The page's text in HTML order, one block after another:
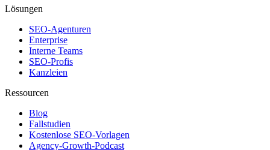
Lösungen
SEO-Agenturen
Enterprise
Interne Teams
SEO-Profis
Kanzleien
Ressourcen
Blog
Fallstudien
Kostenlose SEO-Vorlagen
Agency-Growth-Podcast